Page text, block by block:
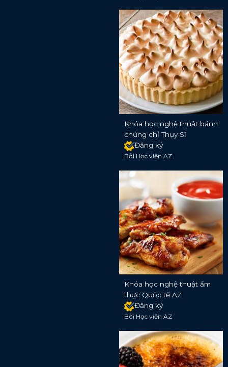
Khóa học nghệ thuật bánh
chứng chỉ Thụy Sĩ
Đăng ký
Bởi Học viện AZ
Khóa học nghệ thuật ẩm
thực Quốc tế AZ
Đăng ký
Bởi Học viện AZ